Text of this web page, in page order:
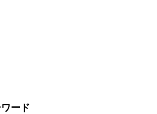
ード